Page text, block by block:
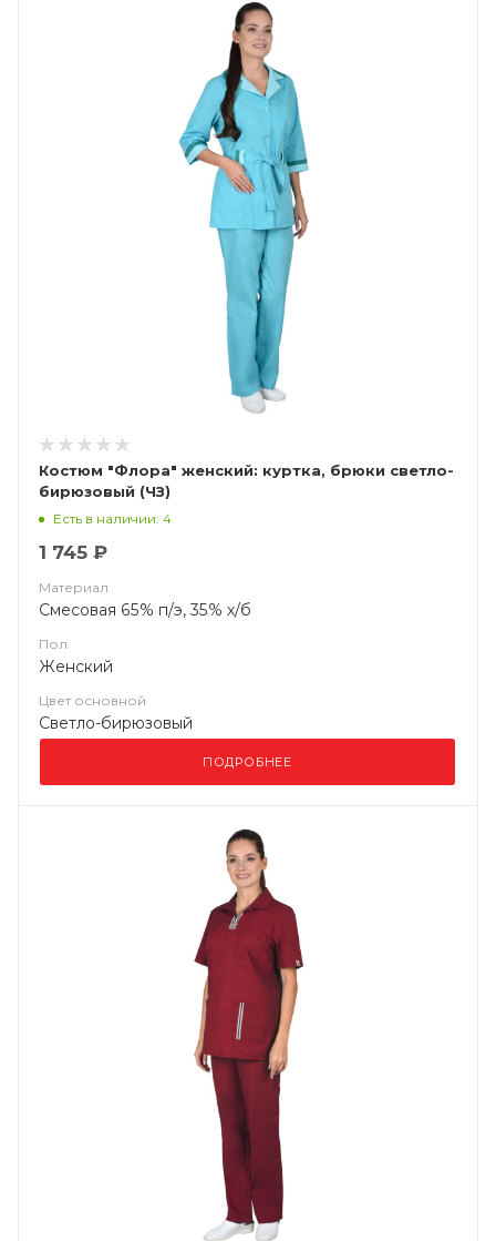
Костюм "Флора" женский: куртка, брюки светло-
бирюзовый (ЧЗ)
Есть в наличии: 4
1 745 ₽
Материал
Смесовая 65% п/э, 35% х/б
Пол
Женский
Цвет основной
Светло-бирюзовый
ПОДРОБНЕЕ